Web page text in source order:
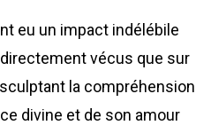
eu un impact indélébile
vécus que sur
la compréhension
divine et de son amour